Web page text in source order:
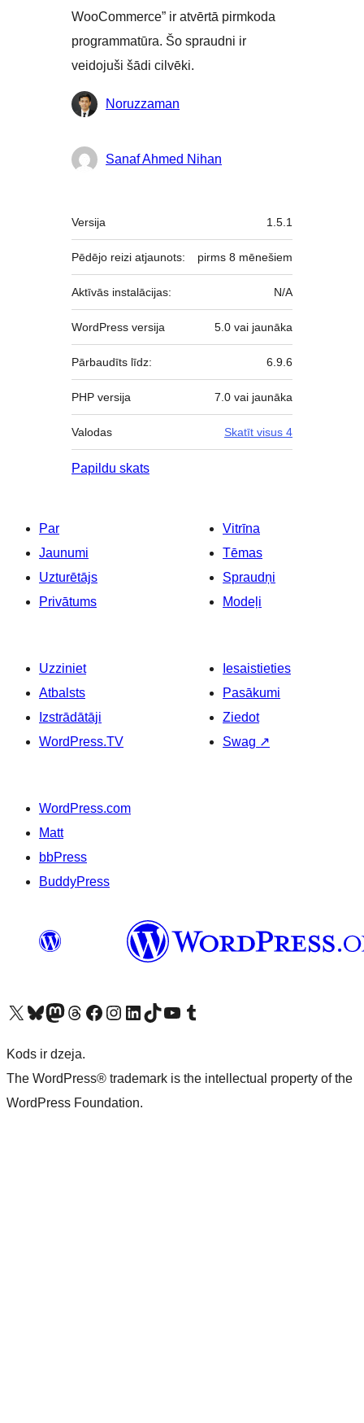
WooCommerce” ir atvērtā pirmkoda
programmatūra. Šo spraudni ir
veidojuši šādi cilvēki.
Līdzdalībnieki
Noruzzaman
Sanaf Ahmed Nihan
Meta
Versija 1.5.1
Pēdējo reizi atjaunots: pirms 8 mēnešiem
Aktīvās instalācijas: N/A
WordPress versija 5.0 vai jaunāka
Pārbaudīts līdz: 6.9.6
PHP versija 7.0 vai jaunāka
Valodas Skatīt visus 4
Papildu skats
Par
Jaunumi
Uzturētājs
Privātums
Vitrīna
Tēmas
Spraudņi
Modeļi
Uzziniet
Atbalsts
Izstrādātāji
WordPress.TV
Iesaistieties
Pasākumi
Ziedot
Swag ↗
WordPress.com
Matt
bbPress
BuddyPress
Apmeklējiet mūsu X (agrāk Twitter) kontu
Apmeklējiet mūsu Bluesky kontu
Apmeklējiet mūsu Mastodon kontu
Apmeklējiet mūsu Threads kontu
Apmeklējiet mūsu Facebook lapuApmeklējiet mūsu Instagram kontu
Apmeklējiet mūsu LinkedIn kontu
Apmeklējiet mūsu TikTok kontu
Apmeklējiet mūsu YouTube kanālu
Apmeklējiet mūsu Tumblr kontu
Kods ir dzeja.
The WordPress® trademark is the intellectual property of the
WordPress Foundation.